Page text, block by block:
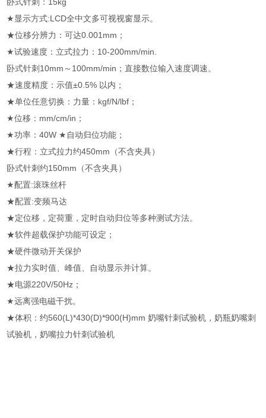
卧式针刺：15kg
★显示方式:LCD全中文多可视视窗显示。
★位移分辨力：可达0.001mm；
★试验速度：立式拉力：10-200mm/min.
卧式针刺10mm～100mm/min；直接数位输入速度调速。
★速度精度：示值±0.5% 以内；
★单位任意切换：力量：kgf/N/lbf；
★位移：mm/cm/in；
★功率：40W ★自动归位功能；
★行程：立式拉力约450mm（不含夹具）
卧式针刺约150mm（不含夹具）
★配置:滚珠丝杆
★配置:变频马达
★定位移，定荷重，定时自动归位等多种测试方法。
★软件超载保护功能可设定；
★硬件微动开关保护
★拉力实时值、峰值、自动显示并计算。
★电源220V/50Hz；
★远离强电磁干扰。
★体积：约560(L)*430(D)*900(H)mm 奶嘴针刺试验机，奶瓶奶嘴刺
试验机，奶嘴拉力针刺试验机